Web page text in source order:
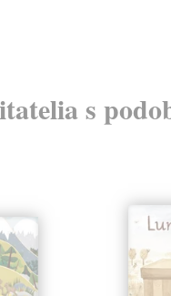
s